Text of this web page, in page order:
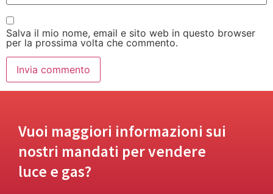
Salva il mio nome, email e sito web in questo browser
per la prossima volta che commento.
Vuoi maggiori informazioni sui
nostri mandati per vendere
luce e gas?